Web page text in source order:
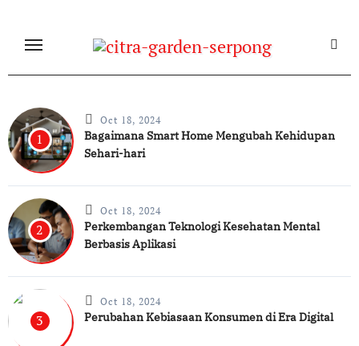
content
1
Oct 18, 2024
Bagaimana Smart Home Mengubah Kehidupan
Sehari-hari
2
Oct 18, 2024
Perkembangan Teknologi Kesehatan Mental
Berbasis Aplikasi
3
Oct 18, 2024
Perubahan Kebiasaan Konsumen di Era Digital